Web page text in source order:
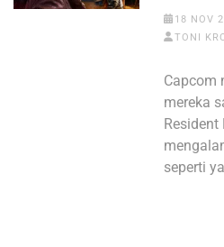
18 NOV
TONI
Capcom
mereka
Resident
seperti